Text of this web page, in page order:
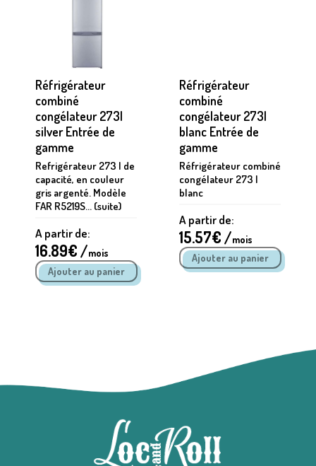
Réfrigérateur
combiné
congélateur 273l
silver Entrée de
gamme
Refrigérateur 273 l de
capacité, en couleur
gris argenté. Modèle
FAR R5219S... (suite)
A partir de:
16.89€ /mois
Réfrigérateur
combiné
congélateur 273l
blanc Entrée de
gamme
Réfrigérateur combiné
congélateur 273 l
blanc
A partir de:
15.57€ /mois